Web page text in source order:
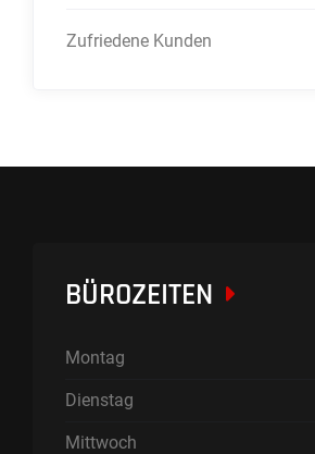
Zufriedene Kunden
BÜROZEITEN
Montag
Dienstag
Mittwoch